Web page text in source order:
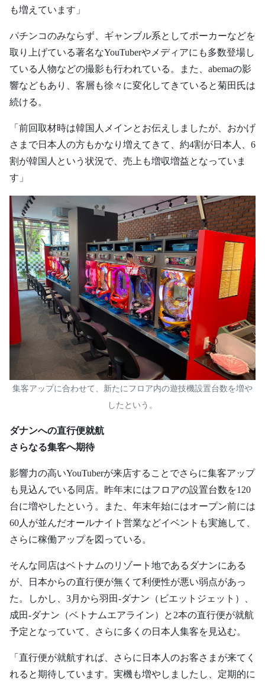
も増えています」
パチンコのみならず、ギャンブル系としてポーカーなどを
取り上げている著名なYouTuberやメディアにも多数登場し
ている人物などの撮影も行われている。また、abemaの影
響などもあり、客層も徐々に変化してきていると菊田氏は
続ける。
「前回取材時は韓国人メインとお伝えしましたが、おかげ
さまで日本人の方もかなり増えてきて、約4割が日本人、6
割が韓国人という状況で、売上も増収増益となっていま
す」
集客アップに合わせて、新たにフロア内の遊技機設置台数を増や
したという。
ダナンへの直行便就航
さらなる集客へ期待
影響力の高いYouTuberが来店することでさらに集客アップ
も見込んでいる同店。昨年末にはフロアの設置台数を120
台に増やしたという。また、年末年始にはオープン前には
60人が並んだオールナイト営業などイベントも実施して、
さらに稼働アップを図っている。
そんな同店はベトナムのリゾート地であるダナンにある
が、日本からの直行便が無くて利便性が悪い弱点があっ
た。しかし、3月から羽田-ダナン（ビエットジェット）、
成田-ダナン（ベトナムエアライン）と2本の直行便が就航
予定となっていて、さらに多くの日本人集客を見込む。
「直行便が就航すれば、さらに日本人のお客さまが来てく
れると期待しています。実機も増やしましたし、定期的に